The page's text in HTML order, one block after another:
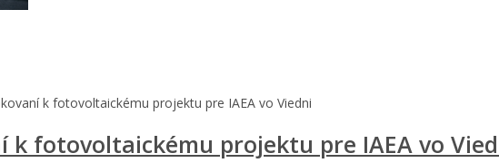
k fotovoltaickému projektu pre IAEA vo Viedni
k fotovoltaickému projektu pre IAEA vo